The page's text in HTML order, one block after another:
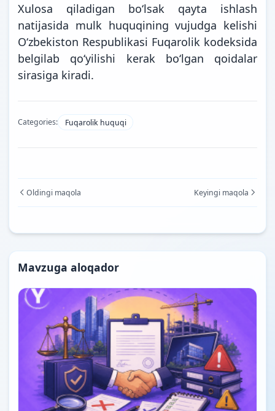
Xulosa qiladigan boʻlsak qayta ishlash
natijasida mulk huquqining vujudga kelishi
Oʻzbekiston Respublikasi Fuqarolik kodeksida
belgilab qoʻyilishi kerak boʻlgan qoidalar
sirasiga kiradi.
Categories: Fuqarolik huquqi
Oldingi maqola Keyingi maqola
Mavzuga aloqador